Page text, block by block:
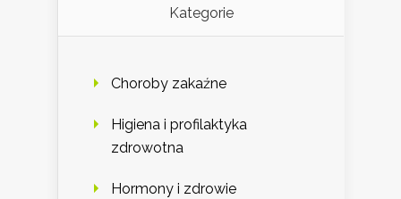
Kategorie
Choroby zakaźne
Higiena i profilaktyka
zdrowotna
Hormony i zdrowie